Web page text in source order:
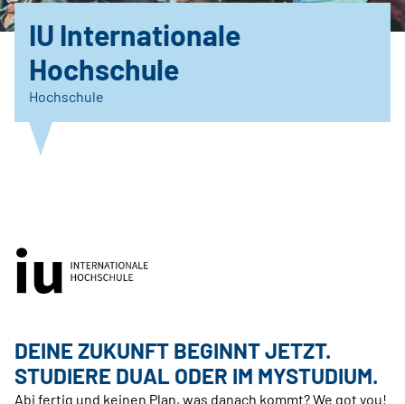
IU Internationale
Hochschule
Hochschule
DEINE ZUKUNFT BEGINNT JETZT.
STUDIERE DUAL ODER IM MYSTUDIUM.
Abi fertig und keinen Plan, was danach kommt? We got you!